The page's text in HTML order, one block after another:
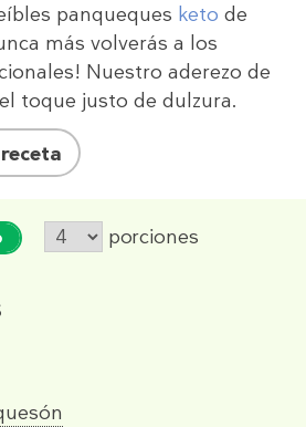
panqueques keto de
más volverás a los
Nuestro aderezo de
toque justo de dulzura.
porciones